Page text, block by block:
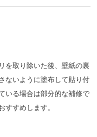
を取り除いた後、壁紙の裏
ないように塗布して貼り付
いる場合は部分的な補修で
すすめします。